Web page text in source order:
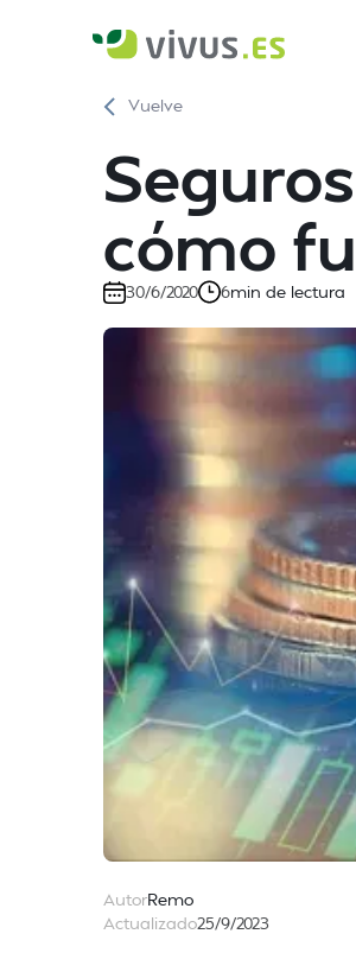
Vuelve
cómo
30/6/2020 6min de lectura
AutorRemo
Actualizado25/9/2023